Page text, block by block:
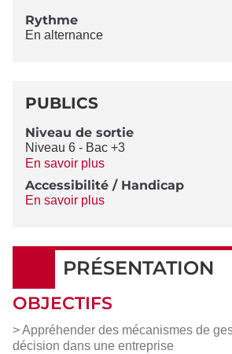
Rythme
En alternance
PUBLICS
Niveau de sortie
Niveau 6 - Bac +3
En savoir plus
Accessibilité / Handicap
En savoir plus
PRÉSENTATION
OBJECTIFS
> Appréhender des mécanismes de
décision dans une entreprise